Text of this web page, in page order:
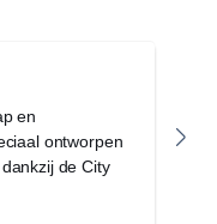
en
ontworpen
de City